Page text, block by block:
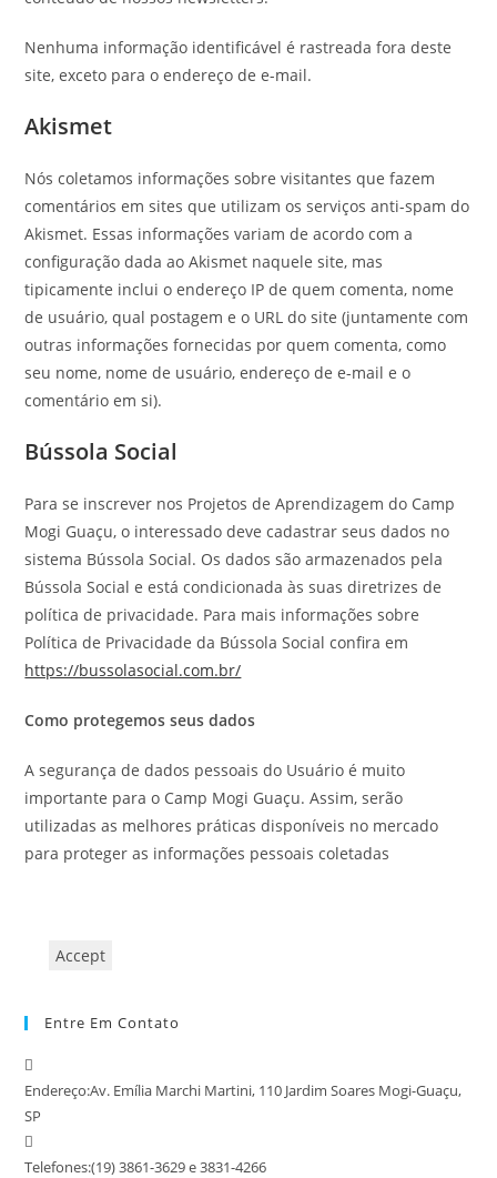
Nenhuma informação identificável é rastreada fora deste
site, exceto para o endereço de e-mail.
Akismet
Nós coletamos informações sobre visitantes que fazem
comentários em sites que utilizam os serviços anti-spam do
Akismet. Essas informações variam de acordo com a
configuração dada ao Akismet naquele site, mas
tipicamente inclui o endereço IP de quem comenta, nome
de usuário, qual postagem e o URL do site (juntamente com
outras informações fornecidas por quem comenta, como
seu nome, nome de usuário, endereço de e-mail e o
comentário em si).
Bússola Social
Para se inscrever nos Projetos de Aprendizagem do Camp
Mogi Guaçu, o interessado deve cadastrar seus dados no
sistema Bússola Social. Os dados são armazenados pela
Bússola Social e está condicionada às suas diretrizes de
política de privacidade. Para mais informações sobre
Política de Privacidade da Bússola Social confira em
https://bussolasocial.com.br/
Como protegemos seus dados
A segurança de dados pessoais do Usuário é muito
importante para o Camp Mogi Guaçu. Assim, serão
utilizadas as melhores práticas disponíveis no mercado
para proteger as informações pessoais coletadas
Accept
Entre Em Contato
Endereço:Av. Emília Marchi Martini, 110 Jardim Soares Mogi-Guaçu,
SP
Telefones:(19) 3861-3629 e 3831-4266